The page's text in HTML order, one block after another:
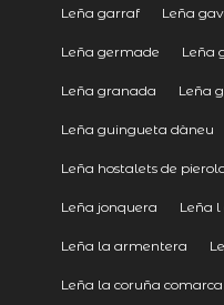
Leña garraf Leña
Leña germade Leña
Leña granada Leña
Leña guingueta dàneu
Leña hostalets de
Leña jonquera Leña
Leña la armentera
Leña la coruña comarca